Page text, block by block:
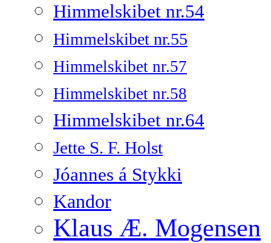
Himmelskibet nr.54
Himmelskibet nr.55
Himmelskibet nr.57
Himmelskibet nr.58
Himmelskibet nr.64
Jette S. F. Holst
Jóannes á Stykki
Kandor
Klaus Æ. Mogensen